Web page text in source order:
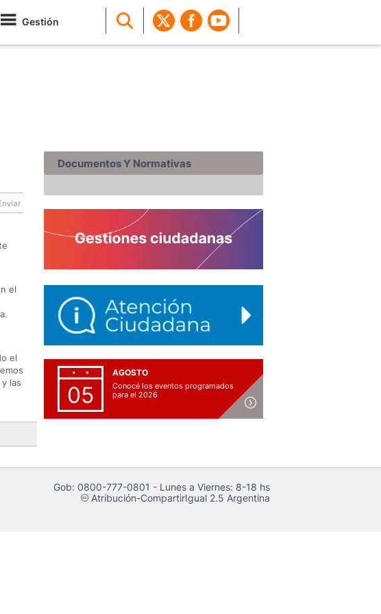
Gestión
el
el
las
Documentos Y Normativas
05
AGOSTO
Conocé los eventos programados
para el 2026
Gob: 0800-777-0801 - Lunes a Viernes: 8-18 hs
cAtribución-CompartirIgual 2.5 Argentina